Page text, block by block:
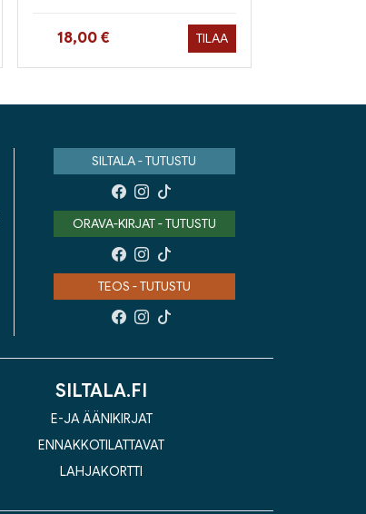
Hinta nyt
18,00 € TILAA
SILTALA - TUTUSTU
ORAVA-KIRJAT - TUTUSTU
TEOS - TUTUSTU
SILTALA.FI
E-JA ÄÄNIKIRJAT
ENNAKKOTILATTAVAT
LAHJAKORTTI